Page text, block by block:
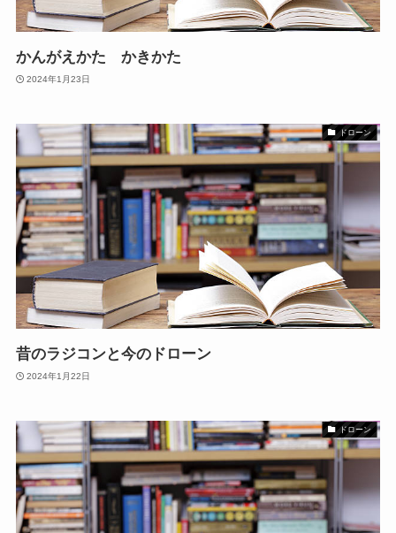
かんがえかた かきかた
2024年1月23日
ドローン
昔のラジコンと今のドローン
2024年1月22日
ドローン